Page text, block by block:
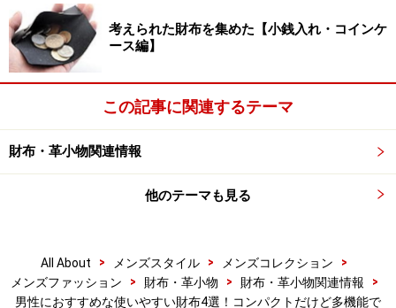
の厚みを利用するなど、財布内の配置が考え抜かれてい
るのです。
カードと紙幣は、こんな風に収納。両端の切れ込みでカード
の出し入れが容易。
財布の最先端のタイプと同じ、財布全体を包む部分に配
置し、その上を覆うようにカード入れが用意されていま
考えられた財布を集めた【小銭入れ・コインケ
ース編】
この記事に関連するテーマ
財布・革小物関連情報
他のテーマも見る
All About > メンズスタイル > メンズコレクション
>
メンズファッション
> 財布・革小物 > 財布・革小物関連情報
>
男性におすすめな使いやすい財布4選！コンパクトだけど多機能で